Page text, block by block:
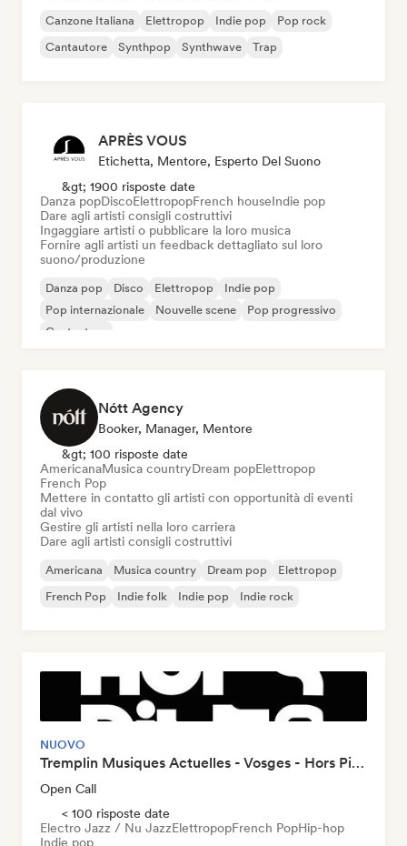
Canzone Italiana Elettropop Indie pop
Pop rock
Cantautore
Synthpop Synthwave Trap
APRÈS VOUS
Etichetta, Mentore, Esperto Del Suono
&gt; 1900 risposte date
Danza popDiscoElettropopFrench houseIndie pop
Dare agli artisti consigli costruttivi
Ingaggiare artisti o pubblicare la loro musica
Fornire agli artisti un feedback dettagliato sul loro
suono/produzione
Danza pop Disco Elettropop
Indie pop
Pop internazionale
Nouvelle scene
Pop progressivo
Cantautore
Nótt Agency
Booker, Manager, Mentore
&gt; 100 risposte date
AmericanaMusica countryDream popElettropop
French Pop
Mettere in contatto gli artisti con opportunità di eventi
dal vivo
Gestire gli artisti nella loro carriera
Dare agli artisti consigli costruttivi
Americana Musica country Dream pop
Elettropop
French Pop
Indie folk Indie pop Indie rock
NUOVO
Tremplin Musiques Actuelles - Vosges - Hors Piste x Groover
Open Call
< 100 risposte date
Electro Jazz / Nu JazzElettropopFrench PopHip-hop
Indie pop